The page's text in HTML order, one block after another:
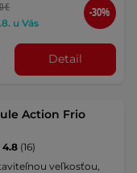
€
u Vás
-30%
Detail
Action Frio
4.8 (16)
veľkosťou,